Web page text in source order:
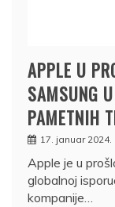
APPLE U
SAMSUNG
PAMETNIH
17. januar 2024.
Apple je u
globalnoj
kompanije…